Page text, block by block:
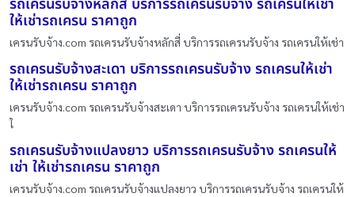
รถเครนรับจ้างหลักสี่ บริการรถเครนรับจ้าง รถเครนให้เช่า
ให้เช่ารถเครน ราคาถูก
เครนรับจ้าง.com รถเครนรับจ้างหลักสี่ บริการรถเครนรับจ้าง รถเครนให้เช่า
รถเครนรับจ้างสะเดา บริการรถเครนรับจ้าง รถเครนให้เช่า
ให้เช่ารถเครน ราคาถูก
เครนรับจ้าง.com รถเครนรับจ้างสะเดา บริการรถเครนรับจ้าง รถเครนให้เช่า
ใ
รถเครนรับจ้างแปลงยาว บริการรถเครนรับจ้าง รถเครนให้
เช่า ให้เช่ารถเครน ราคาถูก
เครนรับจ้าง.com รถเครนรับจ้างแปลงยาว บริการรถเครนรับจ้าง รถเครนให้